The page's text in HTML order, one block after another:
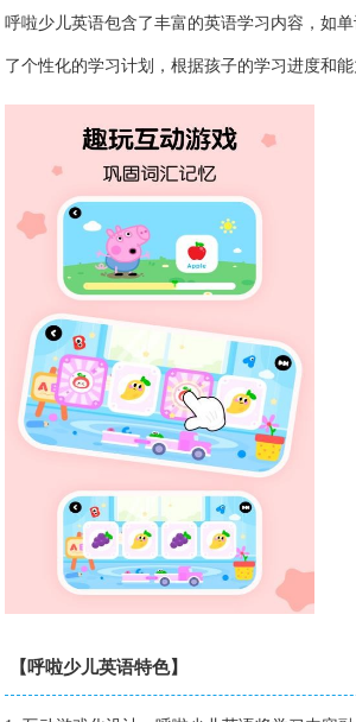
呼啦少儿英语包含了丰富的英语学习内容，如单
了个性化的学习计划，根据孩子的学习进度和
【呼啦少儿英语特色】